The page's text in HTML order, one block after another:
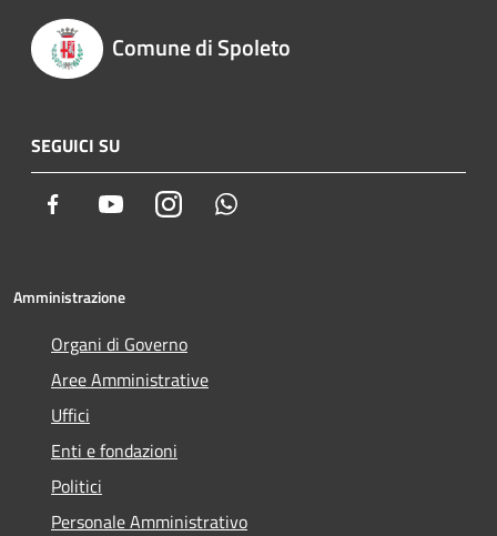
Comune di Spoleto
SEGUICI SU
Facebook YoutubeInstagram
Amministrazione
Organi di Governo
Aree Amministrative
Uffici
Enti e fondazioni
Politici
Personale Amministrativo